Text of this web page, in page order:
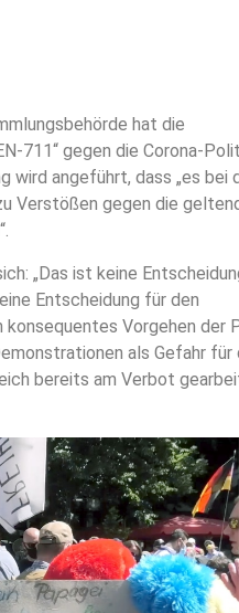
hat die
711“ gegen die Corona-
wird angeführt, dass „es bei
Verstößen gegen die
„Das ist keine
Entscheidung für den
Vorgehen der
als Gefahr für
bereits am Verbot